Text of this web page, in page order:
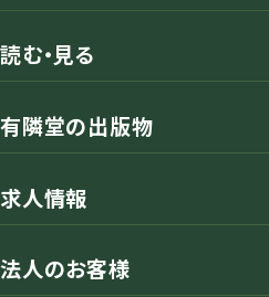
読む・見る
有隣堂の出版物
求人情報
法人のお客様